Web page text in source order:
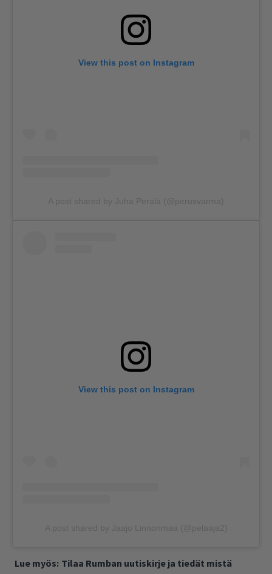
View this post on Instagram
A post shared by Juha Perälä (@perusvarma)
View this post on Instagram
A post shared by Jaajo Linnonmaa (@pelaaja2)
Lue myös: Tilaa Rumban uutiskirje ja tiedät mistä